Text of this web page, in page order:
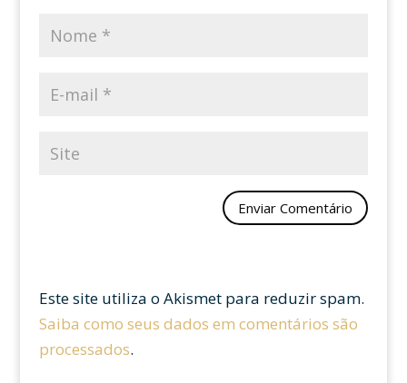
Este site utiliza o Akismet para reduzir spam.
Saiba como seus dados em comentários são
processados.